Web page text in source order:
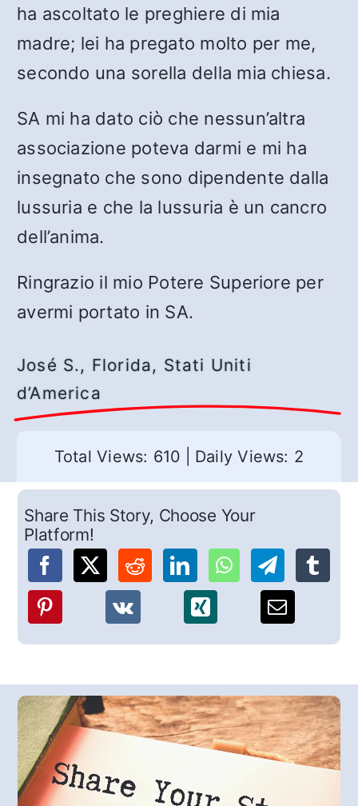
ha ascoltato le preghiere di mia
madre; lei ha pregato molto per me,
secondo una sorella della mia chiesa.
SA mi ha dato ciò che nessun’altra
associazione poteva darmi e mi ha
insegnato che sono dipendente dalla
lussuria e che la lussuria è un cancro
dell’anima.
Ringrazio il mio Potere Superiore per
avermi portato in SA.
José S., Florida, Stati Uniti
d’America
Total Views: 610 Daily Views: 2
Share This Story, Choose Your
Platform!